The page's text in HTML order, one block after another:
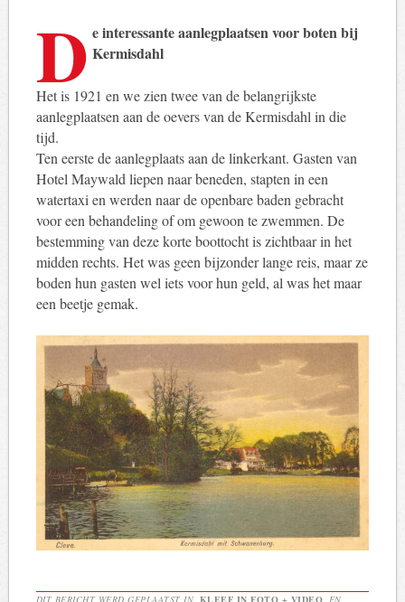
D e interessante aanlegplaatsen voor boten bij
Kermisdahl
Het is 1921 en we zien twee van de belangrijkste
aanlegplaatsen aan de oevers van de Kermisdahl in die
tijd.
Ten eerste de aanlegplaats aan de linkerkant. Gasten van
Hotel Maywald liepen naar beneden, stapten in een
watertaxi en werden naar de openbare baden gebracht
voor een behandeling of om gewoon te zwemmen. De
bestemming van deze korte boottocht is zichtbaar in het
midden rechts. Het was geen bijzonder lange reis, maar ze
boden hun gasten wel iets voor hun geld, al was het maar
een beetje gemak.
DIT BERICHT WERD GEPLAATST IN KLEEF IN FOTO + VIDEO EN